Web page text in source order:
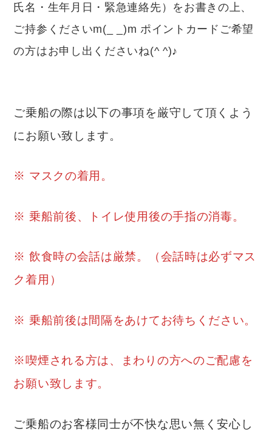
氏名・生年月日・緊急連絡先）をお書きの上、
ご持参くださいm(_ _)m ポイントカードご希望
の方はお申し出くださいね(^ ^)♪
ご乗船の際は以下の事項を厳守して頂くよう
にお願い致します。
※ マスクの着用。
※ 乗船前後、トイレ使用後の手指の消毒。
※ 飲食時の会話は厳禁。（会話時は必ずマス
ク着用）
※ 乗船前後は間隔をあけてお待ちください。
※喫煙される方は、まわりの方へのご配慮を
お願い致します。
ご乗船のお客様同士が不快な思い無く安心し